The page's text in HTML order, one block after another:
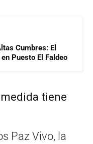
Cumbres: El
Puesto El Faldeo
tiene
Paz Vivo, la